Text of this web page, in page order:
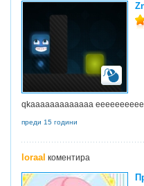
qkaaaaaaaaaaaaa
преди 15 години
loraal коментира